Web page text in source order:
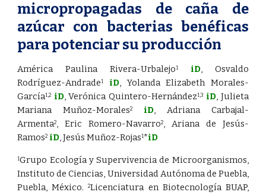
micropropagadas de caña de
azúcar con bacterias benéficas
para potenciar su producción
América Paulina Rivera-Urbalejo1 iD, Osvaldo
Rodríguez-Andrade1 iD, Yolanda Elizabeth Morales-
García1,2 iD, Verónica Quintero-Hernández1,3 iD, Julieta
Mariana Muñoz-Morales2 iD, Adriana Carbajal-
Armenta2, Eric Romero-Navarro2, Ariana de Jesús-
Ramos2 iD, Jesús Muñoz-Rojas1 *iD
1Grupo Ecología y Supervivencia de Microorganismos,
Instituto de Ciencias, Universidad Autónoma de Puebla,
Puebla, México.2Licenciatura en Biotecnología BUAP,